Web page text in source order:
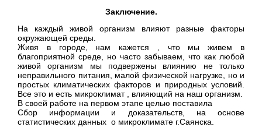
Заключение.
На каждый живой организм влияют разные факторы
окружающей среды.
Живя в городе, нам кажется , что мы живем в
благоприятной среде, но часто забываем, что как любой
живой организм мы подвержены влиянию не только
неправильного питания, малой физической нагрузке, но и
простых климатических факторов и природных условий.
Все это и есть микроклимат , влияющий на наш организм.
В своей работе на первом этапе целью поставила
Сбор информации и доказательств, на основе
статистических данных о микроклимате г.Саянска.